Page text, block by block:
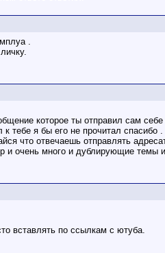
.
которое ты отправил сам
тебе я бы его не прочитал спасибо .
что отвечаешь отправлять
и очень много и дублирующие темы
вставлять по ссылкам с ютуба.